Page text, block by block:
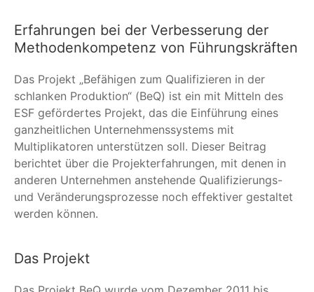
Erfahrungen bei der Verbesserung der
Methodenkompetenz von Führungskräften
Das Projekt „Befähigen zum Qualifizieren in der
schlanken Produktion“ (BeQ) ist ein mit Mitteln des
ESF gefördertes Projekt, das die Einführung eines
ganzheitlichen Unternehmenssystems mit
Multiplikatoren unterstützen soll. Dieser Beitrag
berichtet über die Projekterfahrungen, mit denen in
anderen Unternehmen anstehende Qualifizierungs-
und Veränderungsprozesse noch effektiver gestaltet
werden können.
Das Projekt